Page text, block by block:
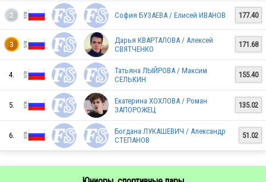
RUS
RUS
RUS
2 София БУЗАЕВА / Елисей ИВАНОВ 177.40
3
Дарья КВАРТАЛОВА / Алексей
СВЯТЧЕНКО
171.68
4.
Татьяна ЛЫЙРОВА / Максим
СЕЛЬКИН
155.40
5.
Екатерина ХОХЛОВА / Роман
ЗАПОРОЖЕЦ
135.02
6.
Богдана ЛУКАШЕВИЧ / Александр
СТЕПАНОВ
51.02